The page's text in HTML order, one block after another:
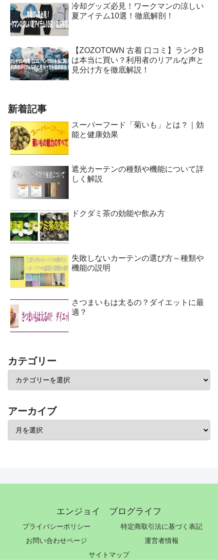
冷却グッズ必見！ワークマンの涼しい
夏アイテム10選！徹底解剖！
【ZOZOTOWN 古着 口コミ】ランクB
は本当に買い？利用者のリアルな声と
見分け方を徹底解説！
新着記事
スーパーフード「菊いも」とは？｜効
能と健康効果
遮光カーテンの種類や機能について詳
しく解説
ドクダミ茶の効能や飲み方
失敗しないカーテンの選び方～種類や
機能の説明
さつまいもは太るの？ダイエットに最
適？
カテゴリー
アーカイブ
エンジョイ ブログライフ
プライバシーポリシー
特定商取引法に基づく表記
お問い合わせページ
運営者情報
サイトマップ